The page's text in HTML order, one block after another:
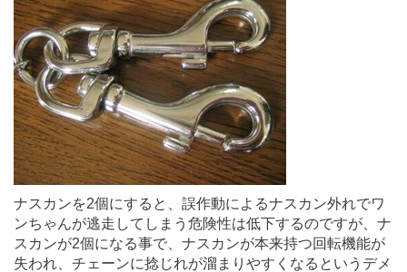
ナスカンを2個にすると、誤作動によるナスカン外れでワ
ンちゃんが逃走してしまう危険性は低下するのですが、ナ
スカンが2個になる事で、ナスカンが本来持つ回転機能が
失われ、チェーンに捻じれが溜まりやすくなるというデメ